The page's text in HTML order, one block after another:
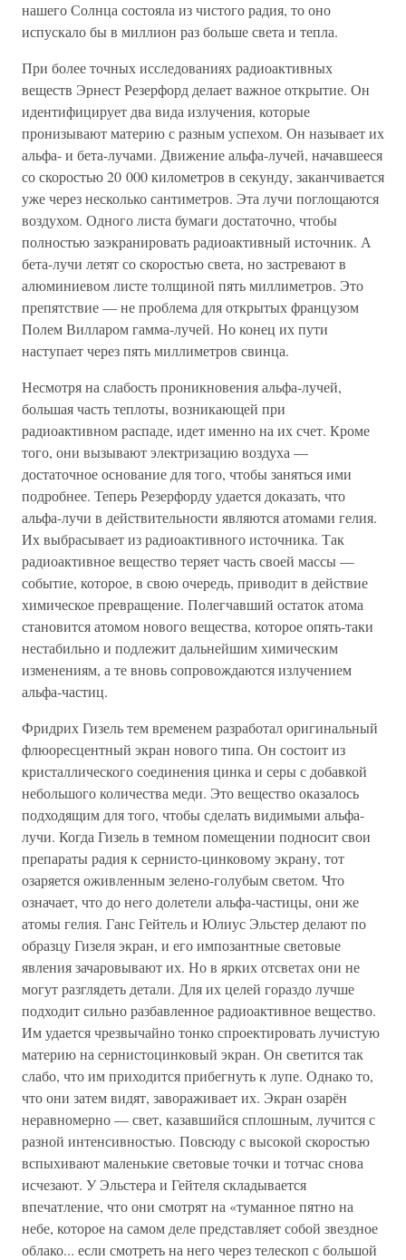
нашего Солнца состояла из чистого радия, то оно
испускало бы в миллион раз больше света и тепла.
При более точных исследованиях радиоактивных
веществ Эрнест Резерфорд делает важное открытие. Он
идентифицирует два вида излучения, которые
пронизывают материю с разным успехом. Он называет их
альфа- и бета-лучами. Движение альфа-лучей, начавшееся
со скоростью 20 000 километров в секунду, заканчивается
уже через несколько сантиметров. Эта лучи поглощаются
воздухом. Одного листа бумаги достаточно, чтобы
полностью заэкранировать радиоактивный источник. А
бета-лучи летят со скоростью света, но застревают в
алюминиевом листе толщиной пять миллиметров. Это
препятствие — не проблема для открытых французом
Полем Вилларом гамма-лучей. Но конец их пути
наступает через пять миллиметров свинца.
Несмотря на слабость проникновения альфа-лучей,
большая часть теплоты, возникающей при
радиоактивном распаде, идет именно на их счет. Кроме
того, они вызывают электризацию воздуха —
достаточное основание для того, чтобы заняться ими
подробнее. Теперь Резерфорду удается доказать, что
альфа-лучи в действительности являются атомами гелия.
Их выбрасывает из радиоактивного источника. Так
радиоактивное вещество теряет часть своей массы —
событие, которое, в свою очередь, приводит в действие
химическое превращение. Полегчавший остаток атома
становится атомом нового вещества, которое опять-таки
нестабильно и подлежит дальнейшим химическим
изменениям, а те вновь сопровождаются излучением
альфа-частиц.
Фридрих Гизель тем временем разработал оригинальный
флюоресцентный экран нового типа. Он состоит из
кристаллического соединения цинка и серы с добавкой
небольшого количества меди. Это вещество оказалось
подходящим для того, чтобы сделать видимыми альфа-
лучи. Когда Гизель в темном помещении подносит свои
препараты радия к сернисто-цинковому экрану, тот
озаряется оживленным зелено-голубым светом. Что
означает, что до него долетели альфа-частицы, они же
атомы гелия. Ганс Гейтель и Юлиус Эльстер делают по
образцу Гизеля экран, и его импозантные световые
явления зачаровывают их. Но в ярких отсветах они не
могут разглядеть детали. Для их целей гораздо лучше
подходит сильно разбавленное радиоактивное вещество.
Им удается чрезвычайно тонко спроектировать лучистую
материю на сернистоцинковый экран. Он светится так
слабо, что им приходится прибегнуть к лупе. Однако то,
что они затем видят, завораживает их. Экран озарён
неравномерно — свет, казавшийся сплошным, лучится с
разной интенсивностью. Повсюду с высокой скоростью
вспыхивают маленькие световые точки и тотчас снова
исчезают. У Эльстера и Гейтеля складывается
впечатление, что они смотрят на «туманное пятно на
небе, которое на самом деле представляет собой звездное
облако... если смотреть на него через телескоп с большой